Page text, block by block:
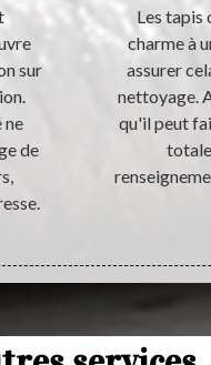
sur
ne
de
Les tapis
charme à
assurer
nettoyage.
qu'il peut